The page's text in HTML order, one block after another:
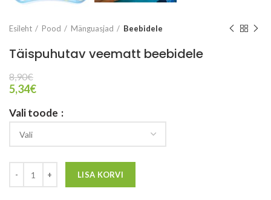
Esileht Pood Mänguasjad Beebidele
Täispuhutav veematt beebidele
8,90€
5,34€
Vali toode
LISA KORVI